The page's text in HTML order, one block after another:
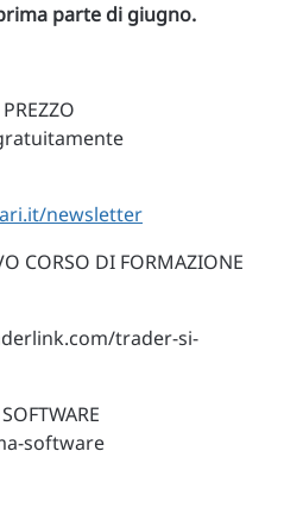
parte di giugno.
newsletter
CORSO DI FORMAZIONE
trader-si-
software